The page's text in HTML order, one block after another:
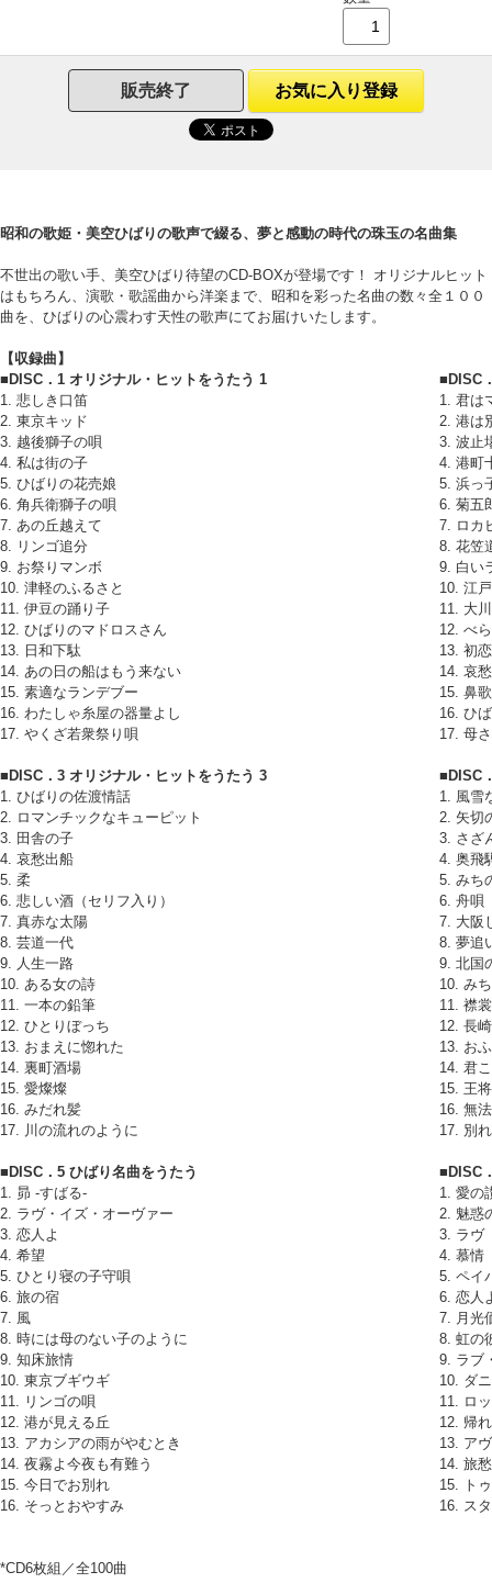
販売終了 お気に入り登録
昭和の歌姫・美空ひばりの歌声で綴る、夢と感動の時代の珠玉の名曲集
不世出の歌い手、美空ひばり待望のCD-BOXが登場です！ オリジナルヒット
はもちろん、演歌・歌謡曲から洋楽まで、昭和を彩った名曲の数々全１００
曲を、ひばりの心震わす天性の歌声にてお届けいたします。
【収録曲】
■DISC．1 オリジナル・ヒットをうたう 1
■DISC
1. 悲しき口笛
1. 君は
2. 東京キッド
2. 港は
3. 越後獅子の唄
3. 波止
4. 私は街の子
4. 港町
5. ひばりの花売娘
5. 浜っ
6. 角兵衛獅子の唄
6. 菊五
7. あの丘越えて
7. ロカ
8. リンゴ追分
8. 花笠
9. お祭りマンボ
9. 白い
10. 津軽のふるさと
10. 江
11. 伊豆の踊り子
11. 大
12. ひばりのマドロスさん
12. べ
13. 日和下駄
13. 初
14. あの日の船はもう来ない
14. 哀
15. 素適なランデブー
15. 鼻
16. わたしゃ糸屋の器量よし
16. ひ
17. やくざ若衆祭り唄
17. 母
■DISC．3 オリジナル・ヒットをうたう 3
■DISC
1. ひばりの佐渡情話
1. 風雪
2. ロマンチックなキューピット
2. 矢切
3. 田舎の子
3. さざ
4. 哀愁出船
4. 奥飛
5. 柔
5. みち
6. 悲しい酒（セリフ入り）
6. 舟唄
7. 真赤な太陽
7. 大阪
8. 芸道一代
8. 夢追
9. 人生一路
9. 北国
10. ある女の詩
10. み
11. 一本の鉛筆
11. 襟
12. ひとりぼっち
12. 長
13. おまえに惚れた
13. お
14. 裏町酒場
14. 君
15. 愛燦燦
15. 王将
16. みだれ髪
16. 無
17. 川の流れのように
17. 別
■DISC．5 ひばり名曲をうたう
■DISC
1. 昴 -すばる-
1. 愛の
2. ラヴ・イズ・オーヴァー
2. 魅惑
3. 恋人よ
3. ラヴ
4. 希望
4. 慕情
5. ひとり寝の子守唄
5. ペイ
6. 旅の宿
6. 恋人
7. 風
7. 月光
8. 時には母のない子のように
8. 虹の
9. 知床旅情
9. ラブ
10. 東京ブギウギ
10. ダ
11. リンゴの唄
11. ロ
12. 港が見える丘
12. 帰
13. アカシアの雨がやむとき
13. ア
14. 夜霧よ今夜も有難う
14. 旅愁
15. 今日でお別れ
15. ト
16. そっとおやすみ
16. ス
*CD6枚組／全100曲